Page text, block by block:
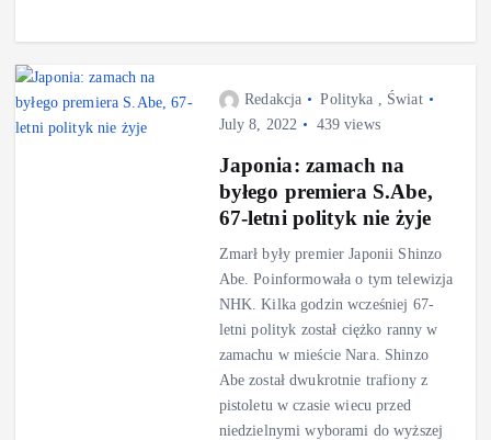
Redakcja Polityka
Świat
July 8, 2022
439 views
Japonia: zamach na
byłego premiera S.Abe,
67-letni polityk nie żyje
Zmarł były premier Japonii Shinzo
Abe. Poinformowała o tym telewizja
NHK. Kilka godzin wcześniej 67-
letni polityk został ciężko ranny w
zamachu w mieście Nara. Shinzo
Abe został dwukrotnie trafiony z
pistoletu w czasie wiecu przed
niedzielnymi wyborami do wyższej